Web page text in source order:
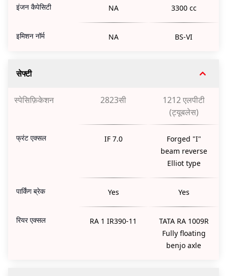
इंजन कैपेसिटी NA 3300 cc
इमिशन नॉर्म NA BS-VI
सेफ्टी
स्पेसिफ़िकेशन 2823सी
1212 एलपीटी
(ट्यूबलेस)
फ्रंट एक्सल IF 7.0
Forged "I"
beam reverse
Elliot type
पार्किंग ब्रेक Yes Yes
रियर एक्सल RA 1 IR390-11
TATA RA 1009R
Fully floating
benjo axle